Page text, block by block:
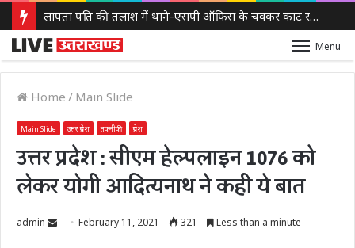
लापता पति की तलाश में थाने-एसपी ऑफिस के चक्कर काट रही नवविवाहिता, ससुराल वालों पर गंभीर आरोप
Menu
Home / Main Slide
Main Slide उत्तर प्रदेश तकनीकी प्रदेश
उत्तर प्रदेश : सीएम हेल्पलाइन 1076 को
लेकर योगी आदित्यनाथ ने कही ये बात
admin
SendFebruary 11, 2021 321 Less than a minute